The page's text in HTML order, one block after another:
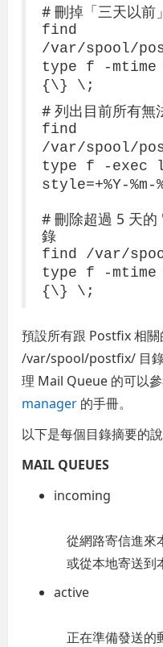
# 刪掉「三天以前
find
/var/spool/
type f -
{\} \;
# 列出目前所有無
find
/var/spool/
type f -exec
style=+%Y-%m-
# 刪除超過 5 天
錄
find /var/
type f -
{\} \;
預設所有跟 Postfix 相
/var/spool/postfix/ 目
理 Mail Queue 的可以
manager 的手冊。
以下是每個目錄摘要的
MAIL QUEUES
incoming
從網路寄信進來
或從本地寄送到
active
正在準備發送的